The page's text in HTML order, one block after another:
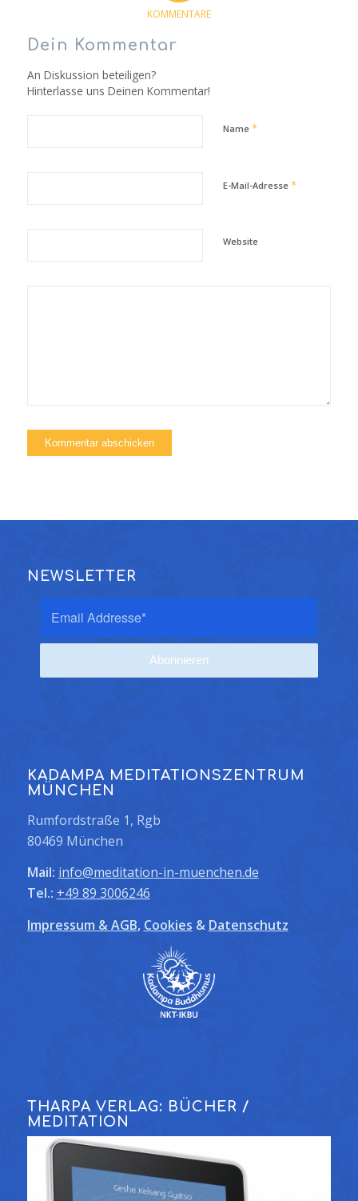
KOMMENTARE
Dein Kommentar
An Diskussion beteiligen?
Hinterlasse uns Deinen Kommentar!
Name *
E-Mail-Adresse *
Website
NEWSLETTER
KADAMPA MEDITATIONSZENTRUM
MÜNCHEN
Rumfordstraße 1, Rgb
80469 München
Mail: info@meditation-in-muenchen.de
Tel.: +49 89 3006246
Impressum & AGB, Cookies & Datenschutz
THARPA VERLAG: BÜCHER /
MEDITATION